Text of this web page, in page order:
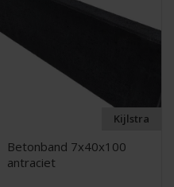
Kijlstra
Betonband 7x40x100
antraciet